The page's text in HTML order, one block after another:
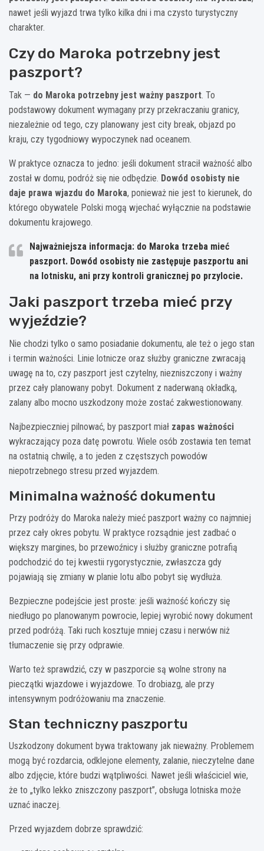
nawet jeśli wyjazd trwa tylko kilka dni i ma czysto turystyczny
charakter.
Czy do Maroka potrzebny jest
paszport?
Tak — do Maroka potrzebny jest ważny paszport. To
podstawowy dokument wymagany przy przekraczaniu granicy,
niezależnie od tego, czy planowany jest city break, objazd po
kraju, czy tygodniowy wypoczynek nad oceanem.
W praktyce oznacza to jedno: jeśli dokument stracił ważność albo
został w domu, podróż się nie odbędzie. Dowód osobisty nie
daje prawa wjazdu do Maroka, ponieważ nie jest to kierunek, do
którego obywatele Polski mogą wjechać wyłącznie na podstawie
dokumentu krajowego.
Najważniejsza informacja: do Maroka trzeba mieć
paszport. Dowód osobisty nie zastępuje paszportu ani
na lotnisku, ani przy kontroli granicznej po przylocie.
Jaki paszport trzeba mieć przy
wyjeździe?
Nie chodzi tylko o samo posiadanie dokumentu, ale też o jego stan
i termin ważności. Linie lotnicze oraz służby graniczne zwracają
uwagę na to, czy paszport jest czytelny, niezniszczony i ważny
przez cały planowany pobyt. Dokument z naderwaną okładką,
zalany albo mocno uszkodzony może zostać zakwestionowany.
Najbezpieczniej pilnować, by paszport miał zapas ważności
wykraczający poza datę powrotu. Wiele osób zostawia ten temat
na ostatnią chwilę, a to jeden z częstszych powodów
niepotrzebnego stresu przed wyjazdem.
Minimalna ważność dokumentu
Przy podróży do Maroka należy mieć paszport ważny co najmniej
przez cały okres pobytu. W praktyce rozsądnie jest zadbać o
większy margines, bo przewoźnicy i służby graniczne potrafią
podchodzić do tej kwestii rygorystycznie, zwłaszcza gdy
pojawiają się zmiany w planie lotu albo pobyt się wydłuża.
Bezpieczne podejście jest proste: jeśli ważność kończy się
niedługo po planowanym powrocie, lepiej wyrobić nowy dokument
przed podróżą. Taki ruch kosztuje mniej czasu i nerwów niż
tłumaczenie się przy odprawie.
Warto też sprawdzić, czy w paszporcie są wolne strony na
pieczątki wjazdowe i wyjazdowe. To drobiazg, ale przy
intensywnym podróżowaniu ma znaczenie.
Stan techniczny paszportu
Uszkodzony dokument bywa traktowany jak nieważny. Problemem
mogą być rozdarcia, odklejone elementy, zalanie, nieczytelne dane
albo zdjęcie, które budzi wątpliwości. Nawet jeśli właściciel wie,
że to „tylko lekko zniszczony paszport”, obsługa lotniska może
uznać inaczej.
Przed wyjazdem dobrze sprawdzić: